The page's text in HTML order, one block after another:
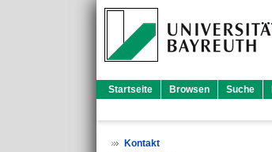
Startseite Browsen Suche
Kontakt